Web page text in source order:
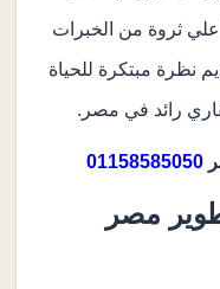
ثروة من الخبرات
نظرة مبتكرة للحياة
رائد في مصر.
01158585050
مصر